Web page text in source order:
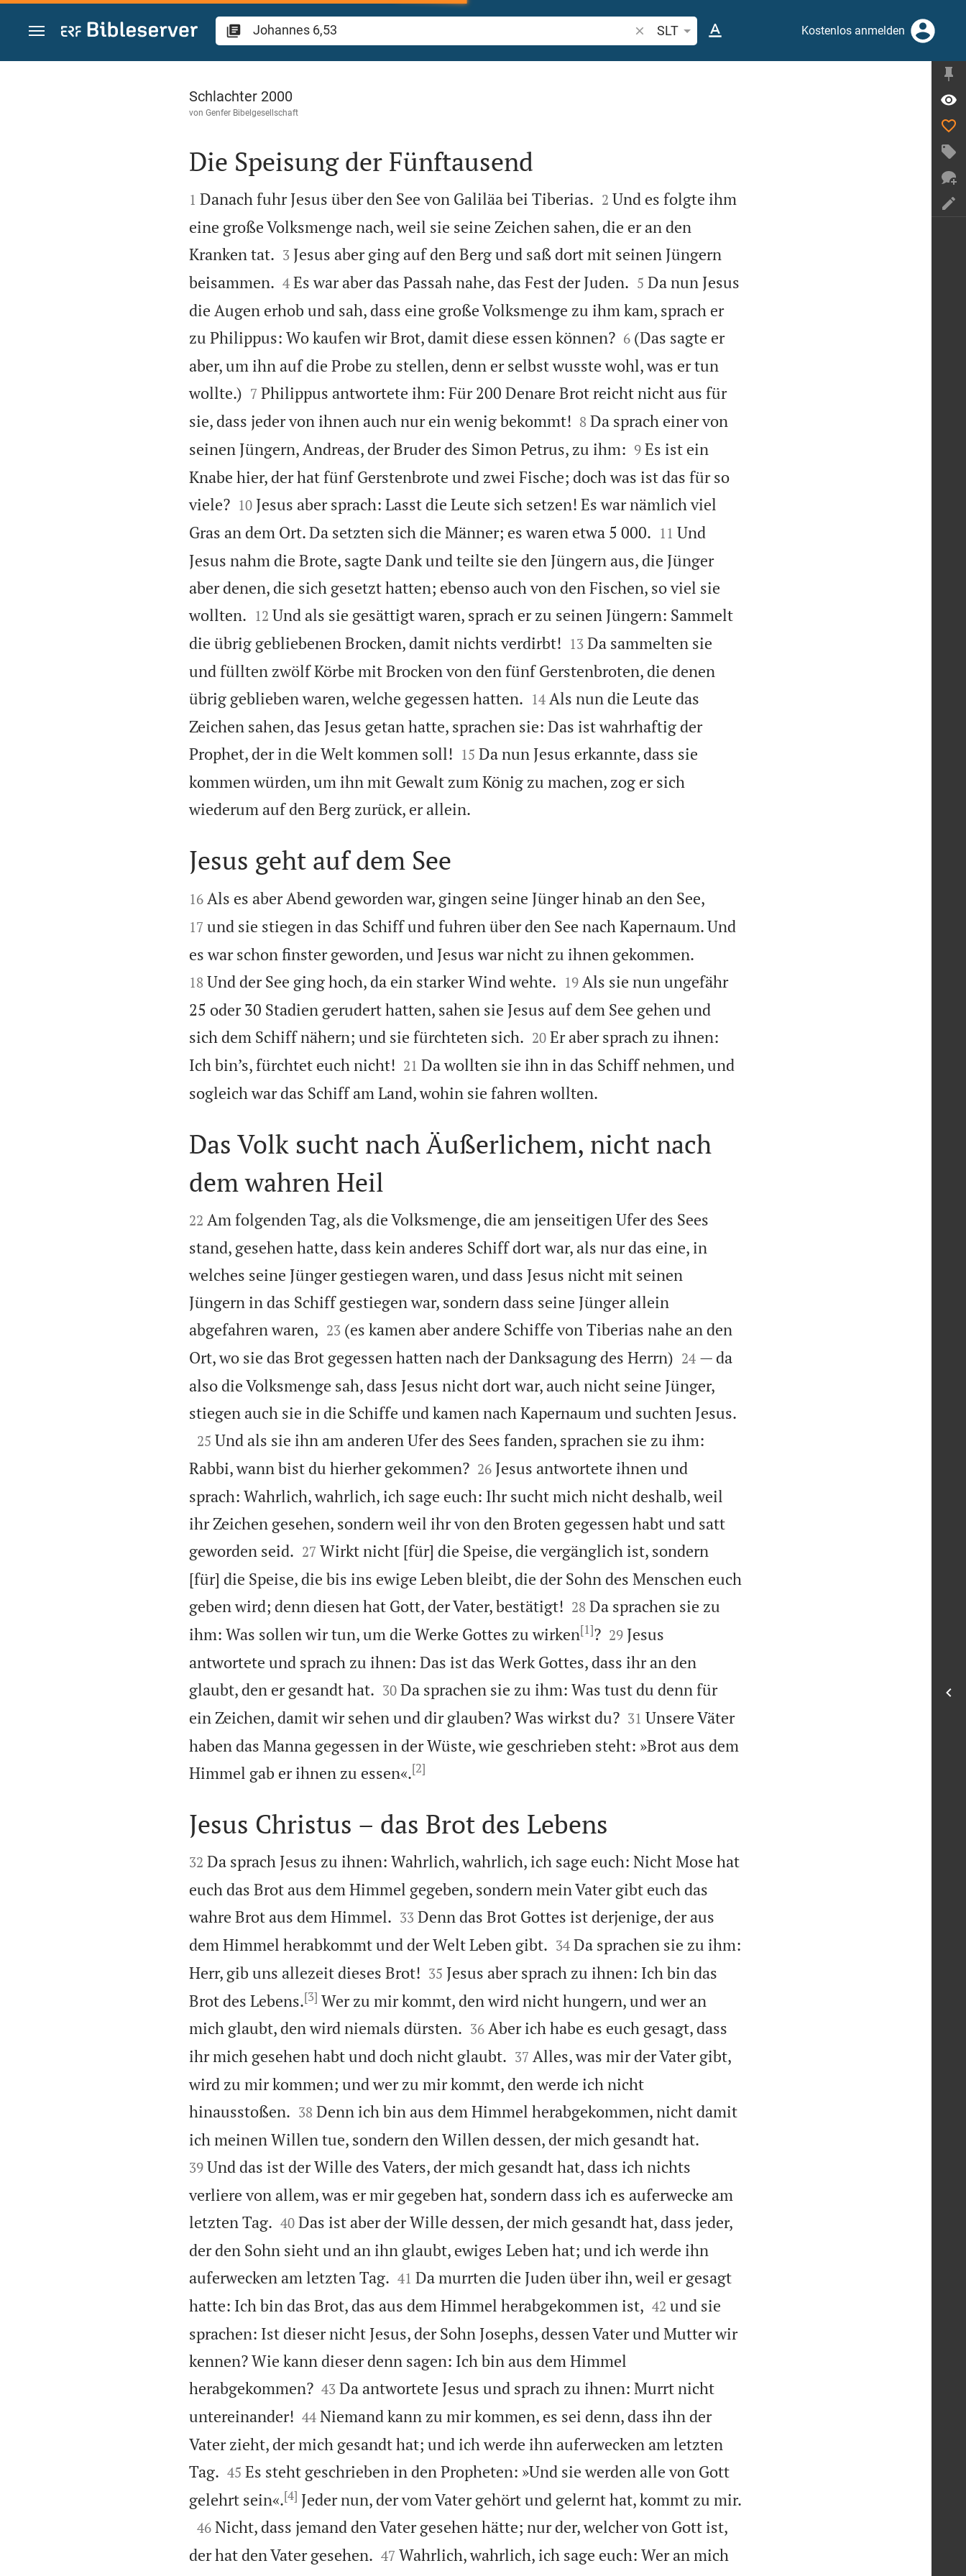
Zum Inhalt springen
Bibelstelle oder Begriff suchen
SLT Kostenlos anmelden
Johannes 6
Schlachter 2000
von Genfer Bibelgesellschaft

Die Speisung der Fünftausend

1 Danach fuhr Jesus über den See von Galiläa bei Tiberias.
2 Und es folgte ihm
eine große Volksmenge nach, weil sie seine Zeichen sahen, die er an den
Kranken tat.
3 Jesus aber ging auf den Berg und saß dort mit seinen Jüngern
beisammen.
4 Es war aber das Passah nahe, das Fest der Juden.
5 Da nun Jesus
die Augen erhob und sah, dass eine große Volksmenge zu ihm kam, sprach er
zu Philippus: Wo kaufen wir Brot, damit diese essen können?
6 (Das sagte er
aber, um ihn auf die Probe zu stellen, denn er selbst wusste wohl, was er tun
wollte.)
7 Philippus antwortete ihm: Für 200 Denare Brot reicht nicht aus für
sie, dass jeder von ihnen auch nur ein wenig bekommt!
8 Da sprach einer von
seinen Jüngern, Andreas, der Bruder des Simon Petrus, zu ihm:
9 Es ist ein
Knabe hier, der hat fünf Gerstenbrote und zwei Fische; doch was ist das für so
viele?
10 Jesus aber sprach: Lasst die Leute sich setzen! Es war nämlich viel
Gras an dem Ort. Da setzten sich die Männer; es waren etwa 5 000.
11 Und
Jesus nahm die Brote, sagte Dank und teilte sie den Jüngern aus, die Jünger
aber denen, die sich gesetzt hatten; ebenso auch von den Fischen, so viel sie
wollten.
12 Und als sie gesättigt waren, sprach er zu seinen Jüngern: Sammelt
die übrig gebliebenen Brocken, damit nichts verdirbt!
13 Da sammelten sie
und füllten zwölf Körbe mit Brocken von den fünf Gerstenbroten, die denen
übrig geblieben waren, welche gegessen hatten.
14 Als nun die Leute das
Zeichen sahen, das Jesus getan hatte, sprachen sie: Das ist wahrhaftig der
Prophet, der in die Welt kommen soll!
15 Da nun Jesus erkannte, dass sie
kommen würden, um ihn mit Gewalt zum König zu machen, zog er sich
wiederum auf den Berg zurück, er allein.

Jesus geht auf dem See

16 Als es aber Abend geworden war, gingen seine Jünger hinab an den See,
17 und sie stiegen in das Schiff und fuhren über den See nach Kapernaum. Und
es war schon finster geworden, und Jesus war nicht zu ihnen gekommen.
18 Und der See ging hoch, da ein starker Wind wehte.
19 Als sie nun ungefähr
25 oder 30 Stadien gerudert hatten, sahen sie Jesus auf dem See gehen und
sich dem Schiff nähern; und sie fürchteten sich.
20 Er aber sprach zu ihnen:
Ich bin’s, fürchtet euch nicht!
21 Da wollten sie ihn in das Schiff nehmen, und
sogleich war das Schiff am Land, wohin sie fahren wollten.

Das Volk sucht nach Äußerlichem, nicht nach
dem wahren Heil

22 Am folgenden Tag, als die Volksmenge, die am jenseitigen Ufer des Sees
stand, gesehen hatte, dass kein anderes Schiff dort war, als nur das eine, in
welches seine Jünger gestiegen waren, und dass Jesus nicht mit seinen
Jüngern in das Schiff gestiegen war, sondern dass seine Jünger allein
abgefahren waren, 

23 (es kamen aber andere Schiffe von Tiberias nahe an den
Ort, wo sie das Brot gegessen hatten nach der Danksagung des Herrn)
24 — da
also die Volksmenge sah, dass Jesus nicht dort war, auch nicht seine Jünger,
stiegen auch sie in die Schiffe und kamen nach Kapernaum und suchten Jesus.

25 Und als sie ihn am anderen Ufer des Sees fanden, sprachen sie zu ihm:
Rabbi, wann bist du hierher gekommen?
26 Jesus antwortete ihnen und
sprach: Wahrlich, wahrlich, ich sage euch: Ihr sucht mich nicht deshalb, weil
ihr Zeichen gesehen, sondern weil ihr von den Broten gegessen habt und satt
geworden seid.
27 Wirkt nicht [für] die Speise, die vergänglich ist, sondern
[für] die Speise, die bis ins ewige Leben bleibt, die der Sohn des Menschen euch
geben wird; denn diesen hat Gott, der Vater, bestätigt!
28 Da sprachen sie zu
ihm: Was sollen wir tun, um die Werke Gottes zu wirken[1]?
29 Jesus
antwortete und sprach zu ihnen: Das ist das Werk Gottes, dass ihr an den
glaubt, den er gesandt hat.
30 Da sprachen sie zu ihm: Was tust du denn für
ein Zeichen, damit wir sehen und dir glauben? Was wirkst du?
31 Unsere Väter
haben das Manna gegessen in der Wüste, wie geschrieben steht: »Brot aus dem
Himmel gab er ihnen zu essen«.[2]

Jesus Christus – das Brot des Lebens

32 Da sprach Jesus zu ihnen: Wahrlich, wahrlich, ich sage euch: Nicht Mose hat
euch das Brot aus dem Himmel gegeben, sondern mein Vater gibt euch das
wahre Brot aus dem Himmel.
33 Denn das Brot Gottes ist derjenige, der aus
dem Himmel herabkommt und der Welt Leben gibt.
34 Da sprachen sie zu ihm:
Herr, gib uns allezeit dieses Brot!
35 Jesus aber sprach zu ihnen: Ich bin das
Brot des Lebens.[3] Wer zu mir kommt, den wird nicht hungern, und wer an
mich glaubt, den wird niemals dürsten.
36 Aber ich habe es euch gesagt, dass
ihr mich gesehen habt und doch nicht glaubt.
37 Alles, was mir der Vater gibt,
wird zu mir kommen; und wer zu mir kommt, den werde ich nicht
hinausstoßen.
38 Denn ich bin aus dem Himmel herabgekommen, nicht damit
ich meinen Willen tue, sondern den Willen dessen, der mich gesandt hat.
39 Und das ist der Wille des Vaters, der mich gesandt hat, dass ich nichts
verliere von allem, was er mir gegeben hat, sondern dass ich es auferwecke am
letzten Tag.
40 Das ist aber der Wille dessen, der mich gesandt hat, dass jeder,
der den Sohn sieht und an ihn glaubt, ewiges Leben hat; und ich werde ihn
auferwecken am letzten Tag.
41 Da murrten die Juden über ihn, weil er gesagt
hatte: Ich bin das Brot, das aus dem Himmel herabgekommen ist,
42 und sie
sprachen: Ist dieser nicht Jesus, der Sohn Josephs, dessen Vater und Mutter wir
kennen? Wie kann dieser denn sagen: Ich bin aus dem Himmel
herabgekommen?
43 Da antwortete Jesus und sprach zu ihnen: Murrt nicht
untereinander!
44 Niemand kann zu mir kommen, es sei denn, dass ihn der
Vater zieht, der mich gesandt hat; und ich werde ihn auferwecken am letzten
Tag.
45 Es steht geschrieben in den Propheten: »Und sie werden alle von Gott
gelehrt sein«.[4] Jeder nun, der vom Vater gehört und gelernt hat, kommt zu mir.

46 Nicht, dass jemand den Vater gesehen hätte; nur der, welcher von Gott ist,
der hat den Vater gesehen.
47 Wahrlich, wahrlich, ich sage euch: Wer an mich